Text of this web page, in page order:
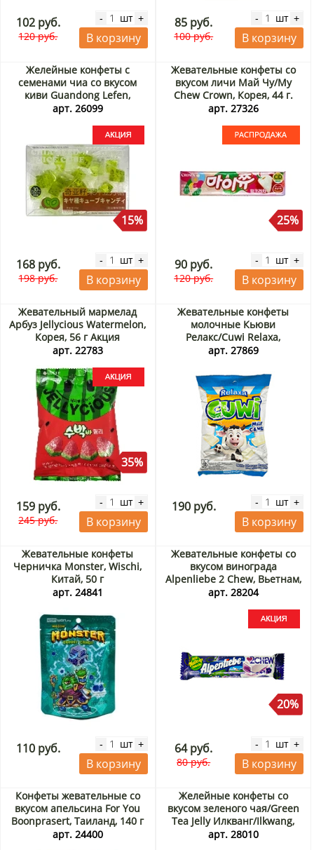
102 руб.
120 руб.
- шт +
В корзину
85 руб.
100 руб.
- шт +
В корзину
Желейные конфеты с
семенами чиа со вкусом
киви Guandong Lefen,
Китай, 80 г Акция
арт. 26099
15%
168 руб.
198 руб.
- шт +
В корзину
Жевательные конфеты со
вкусом личи Май Чу/My
Chew Crown, Корея, 44 г.
Срок до 09.09.2026.
арт. 27326
25%
90 руб.
120 руб.
- шт +
В корзину
Жевательный мармелад
Арбуз Jellycious Watermelon,
Корея, 56 г Акция
арт. 22783
35%
159 руб.
245 руб.
- шт +
В корзину
Жевательные конфеты
молочные Кьюви
Релакс/Cuwi Relaxa,
Индонезия, 125 г
арт. 27869
190 руб. - шт +
В корзину
Жевательные конфеты
Черничка Monster, Wischi,
Китай, 50 г
арт. 24841
110 руб. - шт +
В корзину
Жевательные конфеты со
вкусом винограда
Alpenliebe 2 Chew, Вьетнам,
24,5 г Акция
арт. 28204
20%
64 руб.
80 руб.
- шт +
В корзину
Конфеты жевательные со
вкусом апельсина For You
Boonprasert, Таиланд, 140 г
Акция
арт. 24400
Желейные конфеты со
вкусом зеленого чая/Green
Tea Jelly Илкванг/Ilkwang,
Корея, 280 г Акция
арт. 28010